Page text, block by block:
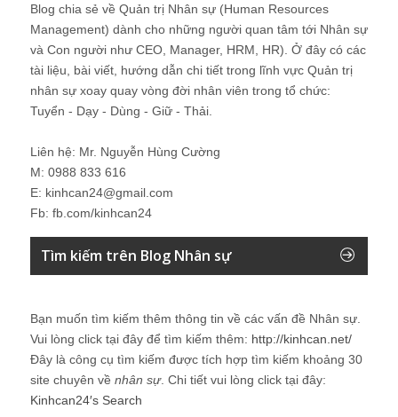
Blog chia sẻ về Quản trị Nhân sự (Human Resources
Management) dành cho những người quan tâm tới Nhân sự
và Con người như CEO, Manager, HRM, HR). Ở đây có các
tài liệu, bài viết, hướng dẫn chi tiết trong lĩnh vực Quản trị
nhân sự xoay quay vòng đời nhân viên trong tổ chức:
Tuyển - Dạy - Dùng - Giữ - Thải.
Liên hệ: Mr. Nguyễn Hùng Cường
M: 0988 833 616
E: kinhcan24@gmail.com
Fb: fb.com/kinhcan24
Tìm kiếm trên Blog Nhân sự
Bạn muốn tìm kiếm thêm thông tin về các vấn đề Nhân sự
Vui lòng click tại đây để tìm kiếm thêm: http://kinhcan.net/
Đây là công cụ tìm kiếm được tích hợp tìm kiếm khoảng 30
site chuyên về nhân sự. Chi tiết vui lòng click tại đây:
Kinhcan24′s Search